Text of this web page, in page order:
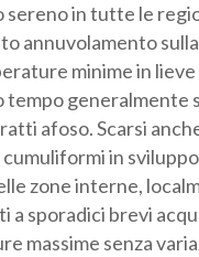
sereno in tutte le
annuvolamento
minime in
tempo generalmente
afoso. Scarsi
in
zone interne,
a sporadici brevi
massime senza